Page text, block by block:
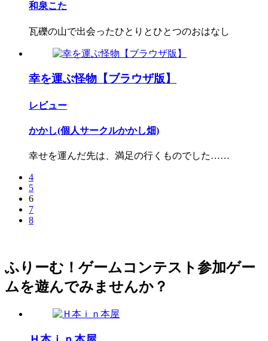
和泉こた
瓦礫の山で出会ったひとりとひとつのおはなし
幸を運ぶ怪物【ブラウザ版】
レビュー
かかし(個人サークルかかし畑)
幸せを運んだ先は、満足の行くものでした……
4
5
6
7
8
ふりーむ！ゲームコンテスト参加ゲー
ムを遊んでみませんか？